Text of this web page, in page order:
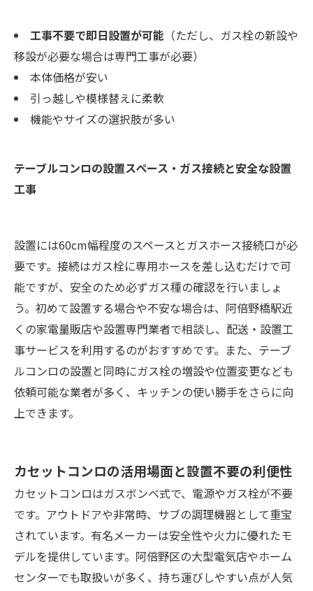
工事不要で即日設置が可能 （ただし、ガス栓の新設や
移設が必要な場合は専門工事が必要）
本体価格が安い
引っ越しや模様替えに柔軟
機能やサイズの選択肢が多い
テーブルコンロの設置スペース・ガス接続と安全な設置
工事
設置には60cm幅程度のスペースとガスホース接続口が必
要です。接続はガス栓に専用ホースを差し込むだけで可
能ですが、安全のため必ずガス種の確認を行いましょ
う。初めて設置する場合や不安な場合は、阿倍野橋駅近
くの家電量販店や設置専門業者で相談し、配送・設置工
事サービスを利用するのがおすすめです。また、テーブ
ルコンロの設置と同時にガス栓の増設や位置変更なども
依頼可能な業者が多く、キッチンの使い勝手をさらに向
上できます。
カセットコンロの活用場面と設置不要の利便性
カセットコンロはガスボンベ式で、電源やガス栓が不要
です。アウトドアや非常時、サブの調理機器として重宝
されています。有名メーカーは安全性や火力に優れたモ
デルを提供しています。阿倍野区の大型電気店やホーム
センターでも取扱いが多く、持ち運びしやすい点が人気